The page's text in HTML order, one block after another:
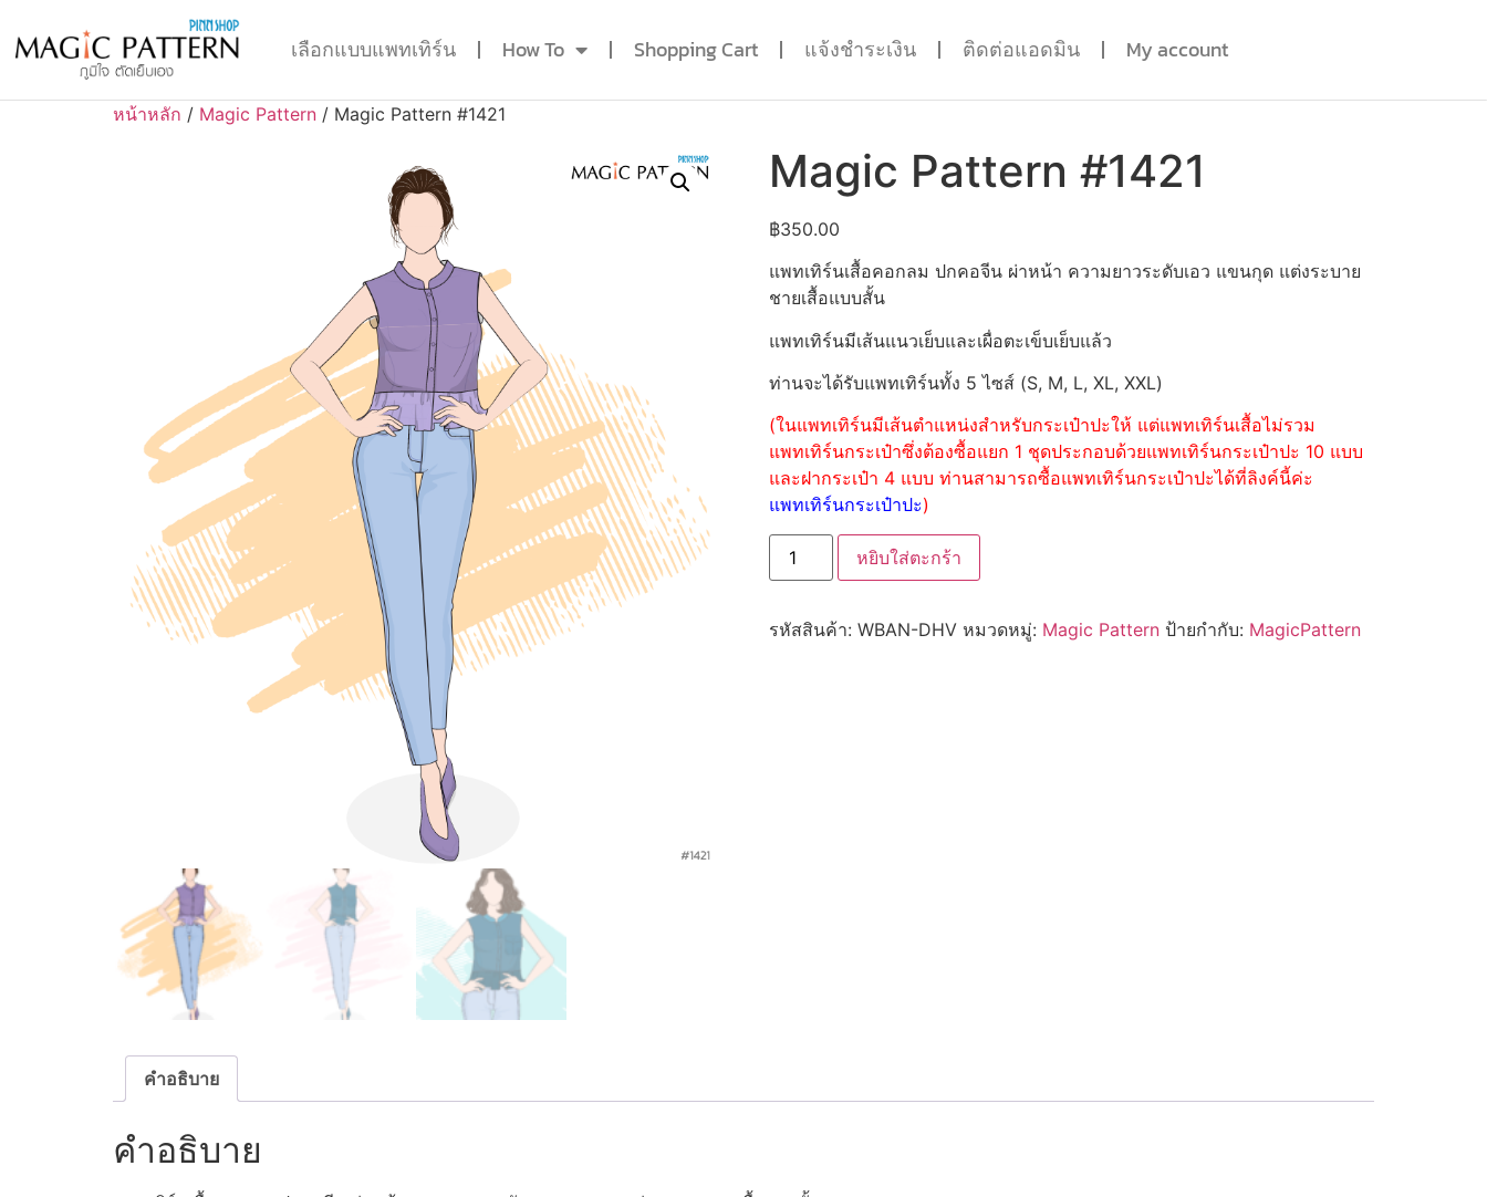
เลือกแบบแพทเทิร์น How To Shopping Cart แจ้งชำระเงิน ติดต่อแอดมิน My account
หน้าหลัก / Magic Pattern / Magic Pattern #1421
Magic Pattern #1421
฿350.00
แพทเทิร์นเสื้อคอกลม ปกคอจีน ผ่าหน้า ความยาวระดับเอว แขนกุด แต่งระบาย
ชายเสื้อแบบสั้น
แพทเทิร์นมีเส้นแนวเย็บและเผื่อตะเข็บเย็บแล้ว
ท่านจะได้รับแพทเทิร์นทั้ง 5 ไซส์ (S, M, L, XL, XXL)
(ในแพทเทิร์นมีเส้นตำแหน่งสำหรับกระเป๋าปะให้ แต่แพทเทิร์นเสื้อไม่รวม
แพทเทิร์นกระเป๋าซึ่งต้องซื้อแยก 1 ชุดประกอบด้วยแพทเทิร์นกระเป๋าปะ 10 แบบ
และฝากระเป๋า 4 แบบ ท่านสามารถซื้อแพทเทิร์นกระเป๋าปะได้ที่ลิงค์นี้ค่ะ
แพทเทิร์นกระเป๋าปะ)
หยิบใส่ตะกร้า
รหัสสินค้า: WBAN-DHV หมวดหมู่: Magic Pattern ป้ายกำกับ: MagicPattern
คำอธิบาย
คำอธิบาย